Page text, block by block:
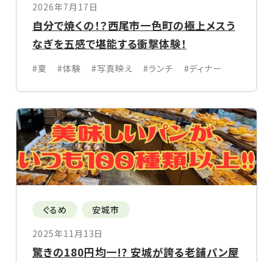
2026年7月17日
自分で焼くの！？西尾市一色町の極上メスう
なぎを五感で堪能する衝撃体験！
#夏 #体験 #写真映え #ランチ #ディナー
ぐるめ
安城市
2025年11月13日
驚きの180円均一!? 安城が誇る老舗パン屋